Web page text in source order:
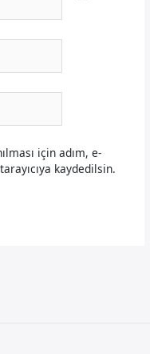
için adım, e-
kaydedilsin.